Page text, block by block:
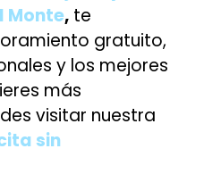
Monte, te
gratuito,
y los mejores
más
visitar nuestra
sin